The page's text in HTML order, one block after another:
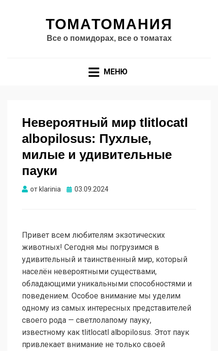
ТОМАТОМАНИЯ
Все о помидорах, все о томатах
МЕНЮ
Невероятный мир tlitlocatl
albopilosus: Пухлые,
милые и удивительные
пауки
от klarinia Опубликовано
03.09.2024
Привет всем любителям экзотических
животных! Сегодня мы погрузимся в
удивительный и таинственный мир, который
населён невероятными существами,
обладающими уникальными способностями и
поведением. Особое внимание мы уделим
одному из самых интересных представителей
своего рода — светлолапому пауку,
известному как tlitlocatl albopilosus. Этот паук
привлекает внимание не только своей